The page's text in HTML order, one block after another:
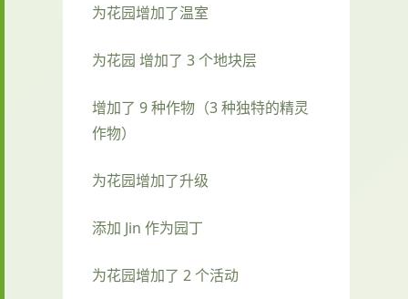
为花园增加了温室
为花园 增加了 3 个地块层
增加了 9 种作物（3 种独特的精灵
作物）
为花园增加了升级
添加 Jin 作为园丁
为花园增加了 2 个活动